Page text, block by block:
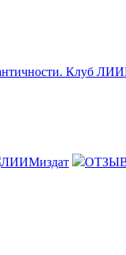
ЛИИМиздат